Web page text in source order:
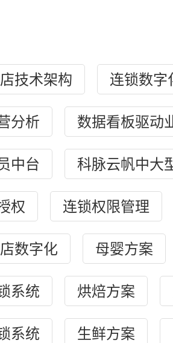
技术架构 连锁数字
分析 数据看板驱动
中台 科脉云帆中大
权 连锁权限管理
数字化 母婴方案
系统 烘焙方案
系统 生鲜方案